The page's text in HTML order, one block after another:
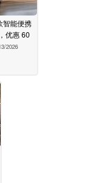
智能便携
优惠 60
2026